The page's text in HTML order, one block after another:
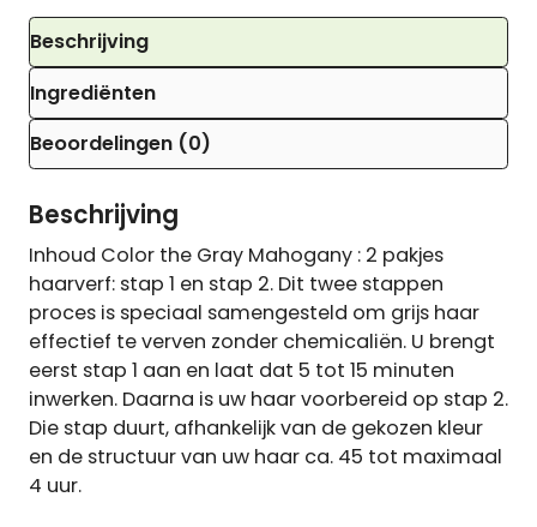
Beschrijving
Ingrediënten
Beoordelingen (0)
Beschrijving
Inhoud Color the Gray Mahogany : 2 pakjes
haarverf: stap 1 en stap 2. Dit twee stappen
proces is speciaal samengesteld om grijs haar
effectief te verven zonder chemicaliën. U brengt
eerst stap 1 aan en laat dat 5 tot 15 minuten
inwerken. Daarna is uw haar voorbereid op stap 2.
Die stap duurt, afhankelijk van de gekozen kleur
en de structuur van uw haar ca. 45 tot maximaal
4 uur.